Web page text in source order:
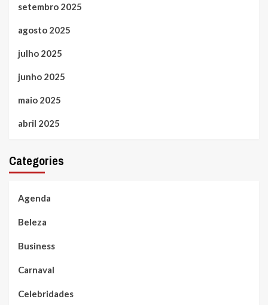
setembro 2025
agosto 2025
julho 2025
junho 2025
maio 2025
abril 2025
Categories
Agenda
Beleza
Business
Carnaval
Celebridades